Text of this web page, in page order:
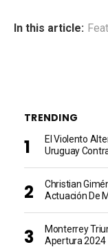
In this article:
TRENDING
El Violento
Uruguay
Christian
Actuación De
Monterrey
Apertura 2024